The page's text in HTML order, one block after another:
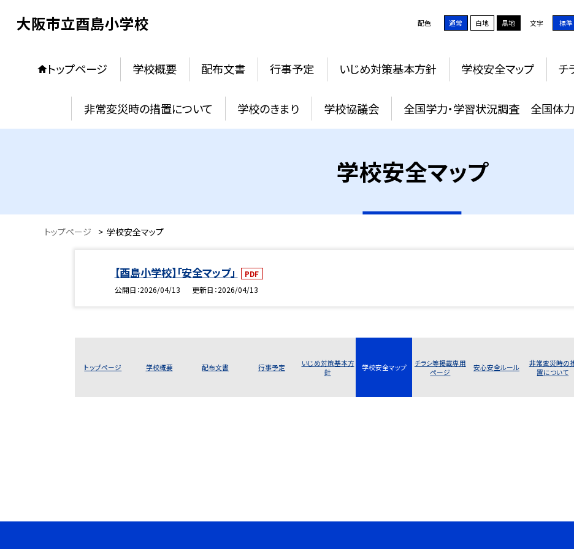
大阪市立酉島小学校 配色 通常 白地 黒地 文字 標準
トップページ 学校概要 配布文書 行事予定 いじめ対策基本方針 学校安全マップ チ
非常変災時の措置について 学校のきまり 学校協議会 全国学力・学習状況調査 全国体
学校安全マップ
トップページ > 学校安全マップ
【酉島小学校】「安全マップ」
PDF
公開日 2026/04/13 更新日 2026/04/13
トップページ 学校概要 配布文書 行事予定
いじめ対策基本方
針
学校安全マップ
チラシ等掲載専用
ページ
安心安全ルール
非常変災時の
置について